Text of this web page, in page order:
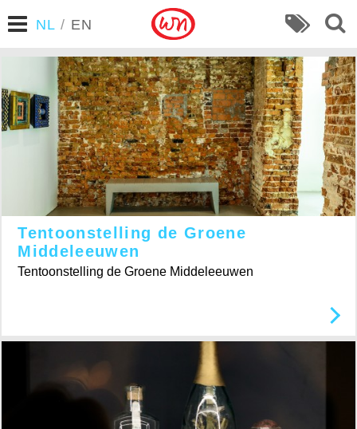
NL / EN
Tentoonstelling de Groene
Middeleeuwen
Tentoonstelling de Groene Middeleeuwen